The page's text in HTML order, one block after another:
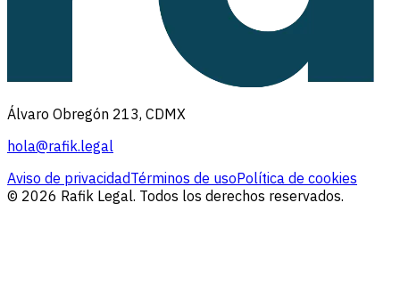
Álvaro Obregón 213, CDMX
hola@rafik.legal
Aviso de privacidadTérminos de usoPolítica de cookies
© 2026 Rafik Legal. Todos los derechos reservados.